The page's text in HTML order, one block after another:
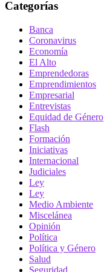
Categorías
Banca
Coronavirus
Economía
El Alto
Emprendedoras
Emprendimientos
Empresarial
Entrevistas
Equidad de Género
Flash
Formación
Iniciativas
Internacional
Judiciales
Ley
Ley
Medio Ambiente
Miscelánea
Opinión
Política
Política y Género
Salud
Seguridad